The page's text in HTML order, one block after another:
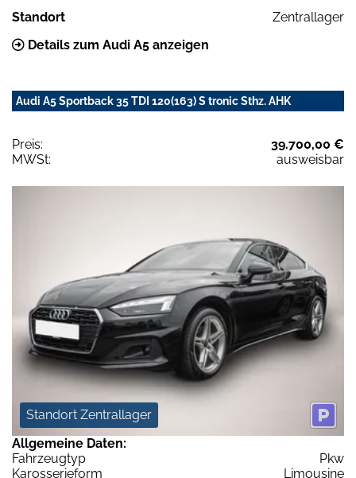
Standort
Zentrallager
Details zum Audi A5 anzeigen
Audi A5 Sportback 35 TDI 120(163) S tronic Sthz. AHK
Preis:
39.700,00 €
MWSt:
ausweisbar
Standort Zentrallager
Allgemeine Daten:
Fahrzeugtyp
Pkw
Karosserieform
Limousine